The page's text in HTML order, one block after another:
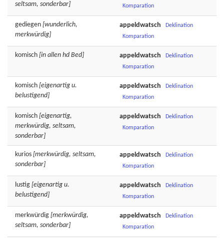
seltsam, sonderbar]
Komparation
gediegen [wunderlich,
merkwürdig]
appeldwatsch
Deklination
Komparation
komisch [in allen hd Bed] appeldwatsch
Deklination
Komparation
komisch [eigenartig u.
belustigend]
appeldwatsch
Deklination
Komparation
komisch [eigenartig,
merkwürdig, seltsam,
sonderbar]
appeldwatsch
Deklination
Komparation
kurios [merkwürdig, seltsam,
sonderbar]
appeldwatsch
Deklination
Komparation
lustig [eigenartig u.
belustigend]
appeldwatsch
Deklination
Komparation
merkwürdig [merkwürdig,
seltsam, sonderbar]
appeldwatsch
Deklination
Komparation